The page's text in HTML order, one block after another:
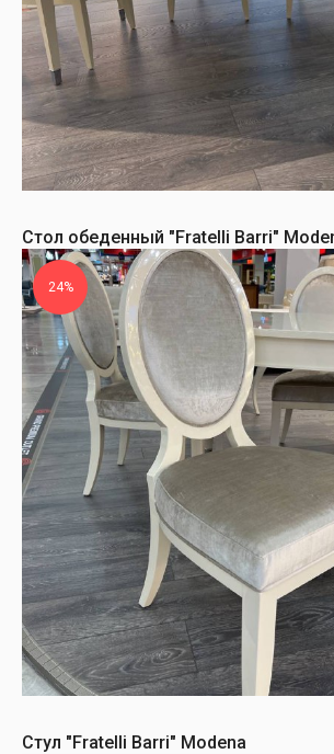
Стол обеденный "Fratelli Barri"
24%
Стул "Fratelli Barri" Modena